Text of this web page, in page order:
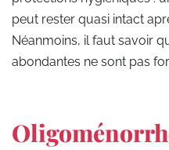
peut rester quasi intact
Néanmoins, il faut savoir
abondantes ne sont pas